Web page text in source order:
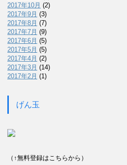
2017年10月 (2)
2017年9月 (3)
2017年8月 (7)
2017年7月 (9)
2017年6月 (5)
2017年5月 (5)
2017年4月 (2)
2017年3月 (14)
2017年2月 (1)
げん玉
（↑無料登録はこちらから）